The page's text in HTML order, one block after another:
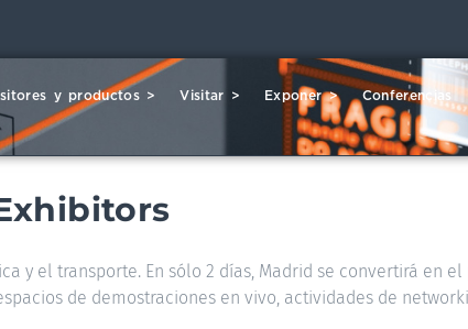
y productos > Visitar > Exponer > Conferencias
y el transporte. En sólo 2 días, Madrid se convertirá en
de demostraciones en vivo, actividades de